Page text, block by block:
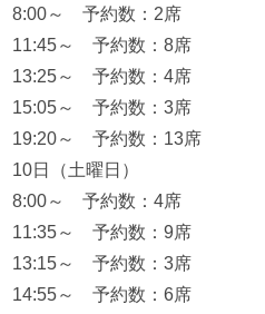
8:00～ 予約数：2席
11:45～ 予約数：8席
13:25～ 予約数：4席
15:05～ 予約数：3席
19:20～ 予約数：13席
10日（土曜日）
8:00～ 予約数：4席
11:35～ 予約数：9席
13:15～ 予約数：3席
14:55～ 予約数：6席